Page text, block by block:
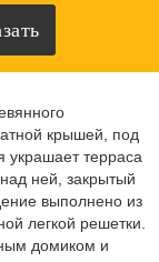
крышей, под
украшает терраса
ней, закрытый
выполнено из
легкой решетки.
домиком и